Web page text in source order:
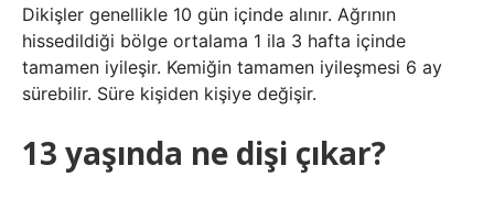
Dikişler genellikle 10 gün içinde alınır. Ağrının
hissedildiği bölge ortalama 1 ila 3 hafta içinde
tamamen iyileşir. Kemiğin tamamen iyileşmesi 6 ay
sürebilir. Süre kişiden kişiye değişir.
13 yaşında ne dişi çıkar?